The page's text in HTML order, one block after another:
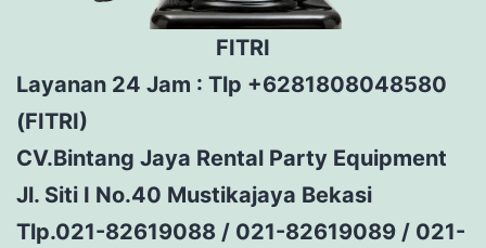
FITRI
Layanan 24 Jam : Tlp +6281808048580
(FITRI)
CV.Bintang Jaya Rental Party Equipment
Jl. Siti I No.40 Mustikajaya Bekasi
Tlp.021-82619088 / 021-82619089 / 021-